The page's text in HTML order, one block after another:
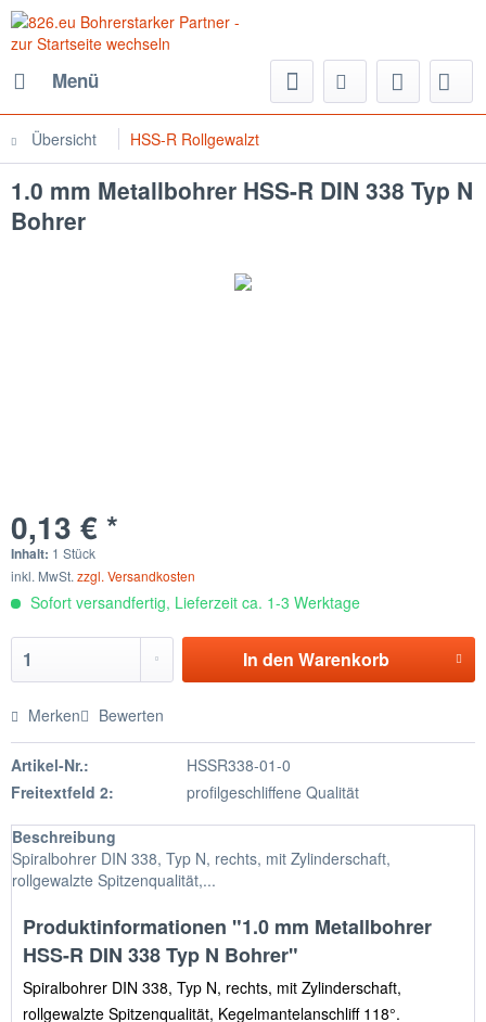
Menü
Übersicht HSS-R Rollgewalzt
1.0 mm Metallbohrer HSS-R DIN 338 Typ N
Bohrer
0,13 € *
Inhalt: 1 Stück
inkl. MwSt. zzgl. Versandkosten
Sofort versandfertig, Lieferzeit ca. 1-3 Werktage
In den Warenkorb
Merken Bewerten
Artikel-Nr.:
HSSR338-01-0
Freitextfeld 2:
profilgeschliffene Qualität
Beschreibung
Spiralbohrer DIN 338, Typ N, rechts, mit Zylinderschaft,
rollgewalzte Spitzenqualität,...
Produktinformationen "1.0 mm Metallbohrer
HSS-R DIN 338 Typ N Bohrer"
Spiralbohrer DIN 338, Typ N, rechts, mit Zylinderschaft,
rollgewalzte Spitzenqualität, Kegelmantelanschliff 118°.